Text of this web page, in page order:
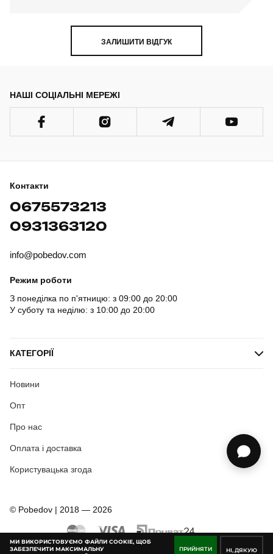
МИ ВИКОРИСТОВУЄМО ФАЙЛИ COOKIE, ЩОБ
ЗАБЕЗПЕЧИТИ МАКСИМАЛЬНУ
ПРИЙНЯТИ НІ, ДЯКУЮ
ЗАЛИШИТИ ВІДГУК
НАШІ СОЦІАЛЬНІ МЕРЕЖІ
Контакти
0675573213
0931363120
info@pobedov.com
Режим роботи
З понеділка по п'ятницю: з 09:00 до 20:00
У суботу та неділю: з 10:00 до 20:00
КАТЕГОРІЇ
Новини
Опт
Про нас
Оплата і доставка
Користувацька згода
© Pobedov | 2018 — 2026